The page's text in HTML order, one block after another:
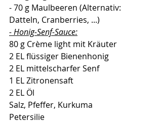
- 70 g Maulbeeren (Alternativ:
Datteln, Cranberries, ...)
- Honig-Senf-Sauce:
80 g Crème light mit Kräuter
2 EL flüssiger Bienenhonig
2 EL mittelscharfer Senf
1 EL Zitronensaft
2 EL Öl
Salz, Pfeffer, Kurkuma
Petersilie